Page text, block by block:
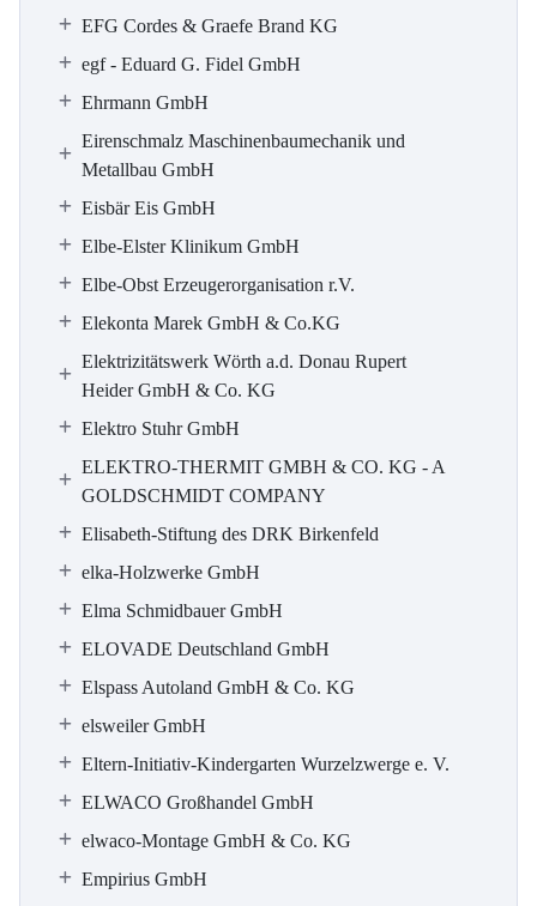
EFG Cordes & Graefe Brand KG
egf - Eduard G. Fidel GmbH
Ehrmann GmbH
Eirenschmalz Maschinenbaumechanik und
Metallbau GmbH
Eisbär Eis GmbH
Elbe-Elster Klinikum GmbH
Elbe-Obst Erzeugerorganisation r.V.
Elekonta Marek GmbH & Co.KG
Elektrizitätswerk Wörth a.d. Donau Rupert
Heider GmbH & Co. KG
Elektro Stuhr GmbH
ELEKTRO-THERMIT GMBH & CO. KG - A
GOLDSCHMIDT COMPANY
Elisabeth-Stiftung des DRK Birkenfeld
elka-Holzwerke GmbH
Elma Schmidbauer GmbH
ELOVADE Deutschland GmbH
Elspass Autoland GmbH & Co. KG
elsweiler GmbH
Eltern-Initiativ-Kindergarten Wurzelzwerge e. V.
ELWACO Großhandel GmbH
elwaco-Montage GmbH & Co. KG
Empirius GmbH